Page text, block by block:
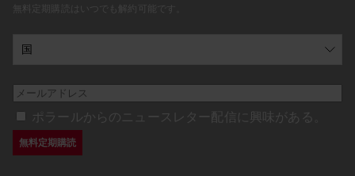
無料定期購読はいつでも解約可能です。
ポラールからのニュースレター配信に興味がある。